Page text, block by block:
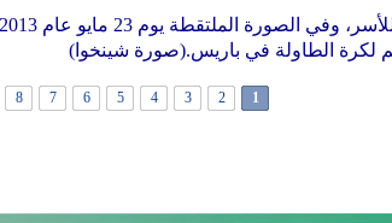
لكرة الطاولة في باريس.(صورة شينخوا)
1
2
3
4
5
6
7
8